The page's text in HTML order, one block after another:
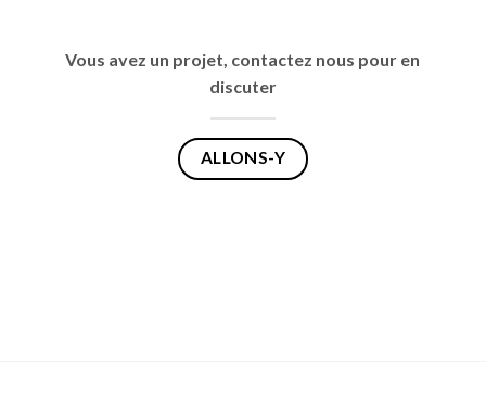
Vous avez un projet, contactez nous pour en
discuter
ALLONS-Y